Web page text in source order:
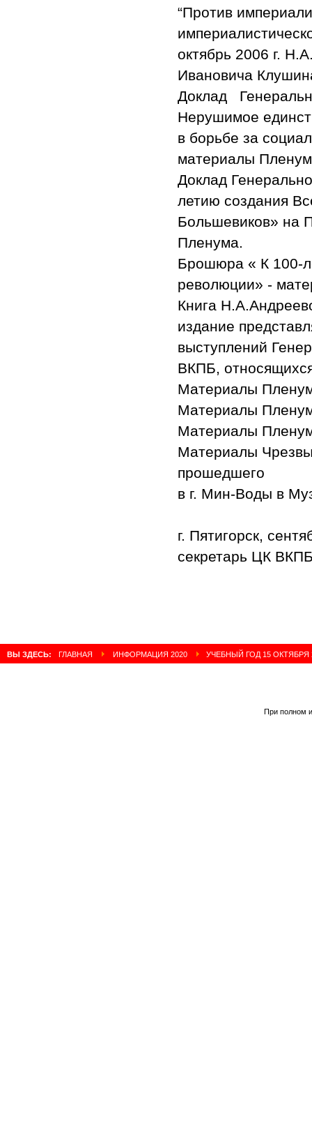
“Против
октябрь 2006 г.
Ивановича
Доклад
Нерушимое
в борьбе за
материалы
Доклад
летию создания
Большевиков» на
Пленума.
Брошюра « К 100-
революции» -
Книга
издание
выступлений
ВКПБ,
Материалы
Материалы
Материалы
Материалы
прошедшего
в г. Мин-Воды в
г.
секретарь ЦК
ВЫ ЗДЕСЬ: ГЛАВНАЯ ИНФОРМАЦИЯ 2020 УЧЕБНЫЙ ГОД 15 ОКТЯБРЯ
При полном